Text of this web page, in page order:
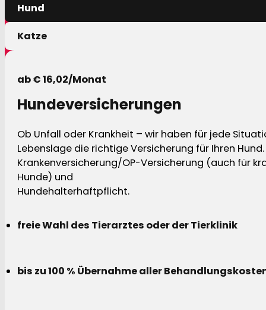
Hund
Katze
ab € 16,02/Monat
Hundeversicherungen
Ob Unfall oder Krankheit – wir haben für jede
Lebenslage die richtige Versicherung für Ihren Hund.
Krankenversicherung/OP-Versicherung (auch für
Hunde) und
Hundehalterhaftpflicht.
freie Wahl des Tierarztes oder der Tierklinik
bis zu 100 % Übernahme aller